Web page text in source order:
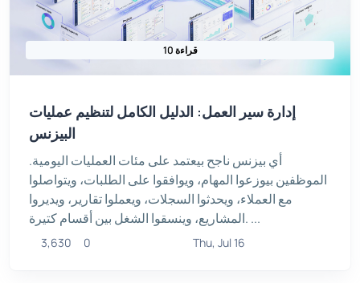
10 قراءة
إدارة سير العمل: الدليل الكامل لتنظيم عمليات
البيزنس
أي بيزنس ناجح بيعتمد على مئات العمليات اليومية.
الموظفين بيوزعوا المهام، ويوافقوا على الطلبات، ويتواصلوا
مع العملاء، ويحدثوا السجلات، ويعملوا تقارير، ويديروا
المشاريع، وينسقوا الشغل بين أقسام كتيرة. ...
3,630 0 Thu, Jul 16